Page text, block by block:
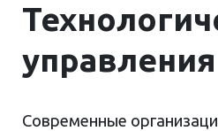
Современные